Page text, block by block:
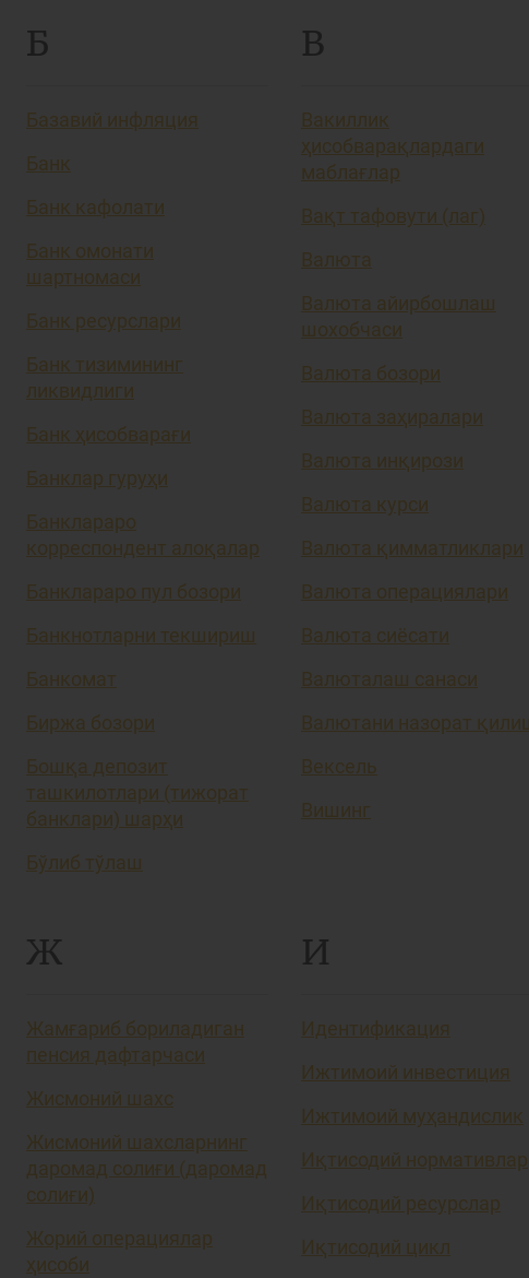
Б
Базавий инфляция
Банк
Банк кафолати
Банк омонати
шартномаси
Банк ресурслари
Банк тизимининг
ликвидлиги
Банк ҳисобварағи
Банклар гуруҳи
Банклараро
корреспондент алоқалар
Банклараро пул бозори
Банкнотларни текшириш
Банкомат
Биржа бозори
Бошқа депозит
ташкилотлари (тижорат
банклари) шарҳи
Бўлиб тўлаш
В
Вакиллик
ҳисобварақлардаги
маблағлар
Вақт тафовути (лаг)
Валюта
Валюта айирбошлаш
шохобчаси
Валюта бозори
Валюта заҳиралари
Валюта инқирози
Валюта курси
Валюта қимматликлари
Валюта операциялари
Валюта сиёсати
Валюталаш санаси
Валютани назорат
Вексель
Вишинг
Ж
Жамғариб бориладиган
пенсия дафтарчаси
Жисмоний шахс
Жисмоний шахсларнинг
даромад солиғи (даромад
солиғи)
Жорий операциялар
ҳисоби
И
Идентификация
Ижтимоий инвестиция
Ижтимоий муҳандислик
Иқтисодий нормативлар
Иқтисодий ресурслар
Иқтисодий цикл